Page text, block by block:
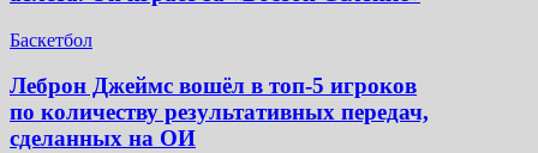
Баскетбол
Леброн Джеймс вошёл в топ-5 игроков
по количеству результативных передач,
сделанных на ОИ